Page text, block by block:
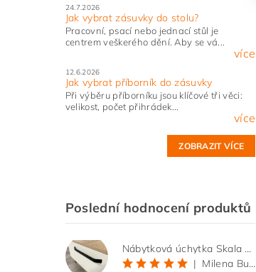
24.7.2026
Jak vybrat zásuvky do stolu?
Pracovní, psací nebo jednací stůl je
centrem veškerého dění. Aby se vá...
více
12.6.2026
Jak vybrat příborník do zásuvky
Při výběru příborníku jsou klíčové tři věci:
velikost, počet přihrádek...
více
ZOBRAZIT VÍCE
Poslední hodnocení produktů
Nábytková úchytka Skala černá matná
|
Milena Bučková